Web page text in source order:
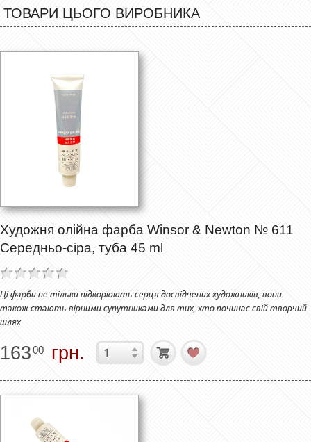
ТОВАРИ ЦЬОГО ВИРОБНИКА
Художня олійна фарба Winsor & Newton № 611
Середньо-сіра, туба 45 ml
Ці фарби не тільки підкорюють серця досвідчених художників, вони
також стають вірними супутниками для тих, хто починає свій творчий
шлях.
16300 грн.